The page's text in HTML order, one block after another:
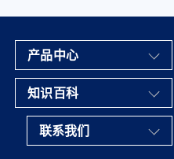
产品中心
知识百科
联系我们